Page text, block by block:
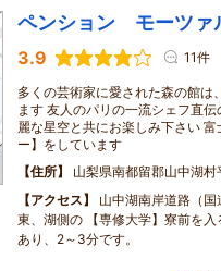
ペンション モーツァ
3.9 11件
多くの芸術家に愛された森の館は
ます 友人のパリの一流シェフ直
麗な星空と共にお楽しみ下さい
ー】をしています
住所
山梨県南都留郡山中湖
アクセス
山中湖南岸道路（
東、湖側の 【専修大学】寮前を
あり、2～3分です。